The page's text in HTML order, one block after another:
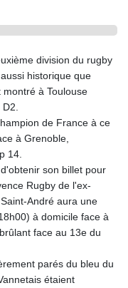
division du rugby
historique que
à Toulouse
de France à ce
à Grenoble,
14.
son billet pour
Rugby de l'ex-
André aura une
à domicile face à
face au 13e du
parés du bleu du
étaient